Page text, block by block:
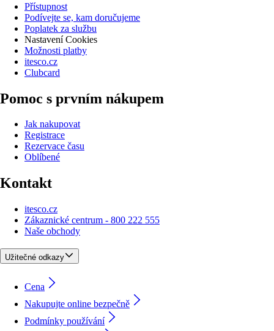
Přístupnost
Podívejte se, kam doručujeme
Poplatek za službu
Nastavení Cookies
Možnosti platby
itesco.cz
Clubcard
Pomoc s prvním nákupem
Jak nakupovat
Registrace
Rezervace času
Oblíbené
Kontakt
itesco.cz
Zákaznické centrum - 800 222 555
Naše obchody
Užitečné odkazy
Cena
Nakupujte online bezpečně
Podmínky používání